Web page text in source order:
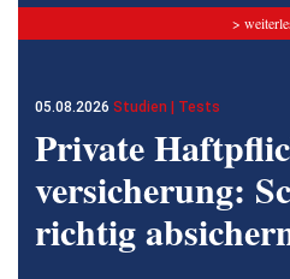
>
05.08.2026 Studien | Tests
Private
versicherung:
richtig